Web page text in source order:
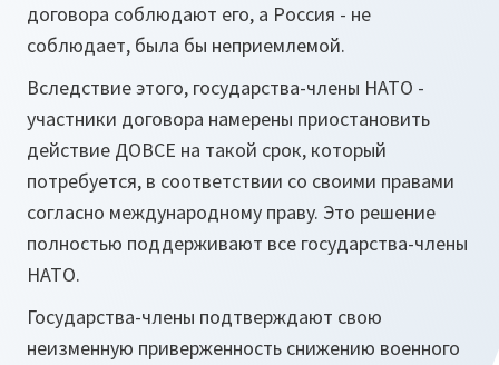
договора соблюдают его, а Россия - не
соблюдает, была бы неприемлемой.
Вследствие этого, государства-члены НАТО -
участники договора намерены приостановить
действие ДОВСЕ на такой срок, который
потребуется, в соответствии со своими правами
согласно международному праву. Это решение
полностью поддерживают все государства-члены
НАТО.
Государства-члены подтверждают свою
неизменную приверженность снижению военного